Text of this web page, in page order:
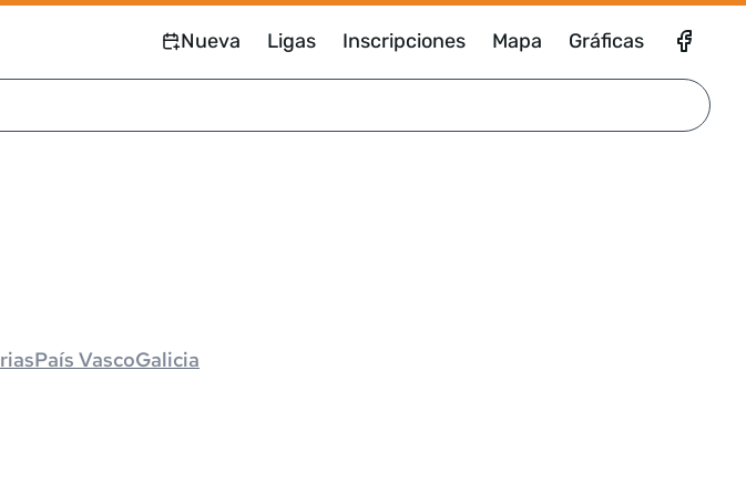
Nueva Ligas Inscripciones Mapa Gráficas
País VascoGalicia